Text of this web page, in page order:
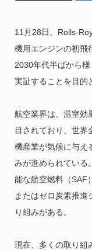
11月28日、Rolls-
機用エンジンの初飛
2030年代半ばから
実証することを目的
航空業界は、温室効
目されており、世界
機産業が気候に与え
みが進められている
能な航空燃料（SAF
またはゼロ炭素推進
り組みがある。
現在、多くの取り組